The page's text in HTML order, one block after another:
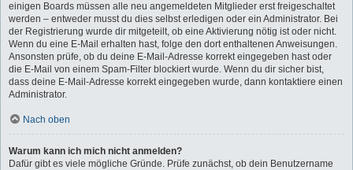
einigen Boards müssen alle neu angemeldeten Mitglieder erst freigeschaltet
werden – entweder musst du dies selbst erledigen oder ein Administrator. Bei
der Registrierung wurde dir mitgeteilt, ob eine Aktivierung nötig ist oder nicht.
Wenn du eine E-Mail erhalten hast, folge den dort enthaltenen Anweisungen.
Ansonsten prüfe, ob du deine E-Mail-Adresse korrekt eingegeben hast oder
die E-Mail von einem Spam-Filter blockiert wurde. Wenn du dir sicher bist,
dass deine E-Mail-Adresse korrekt eingegeben wurde, dann kontaktiere einen
Administrator.
Nach oben
Warum kann ich mich nicht anmelden?
Dafür gibt es viele mögliche Gründe. Prüfe zunächst, ob dein Benutzername